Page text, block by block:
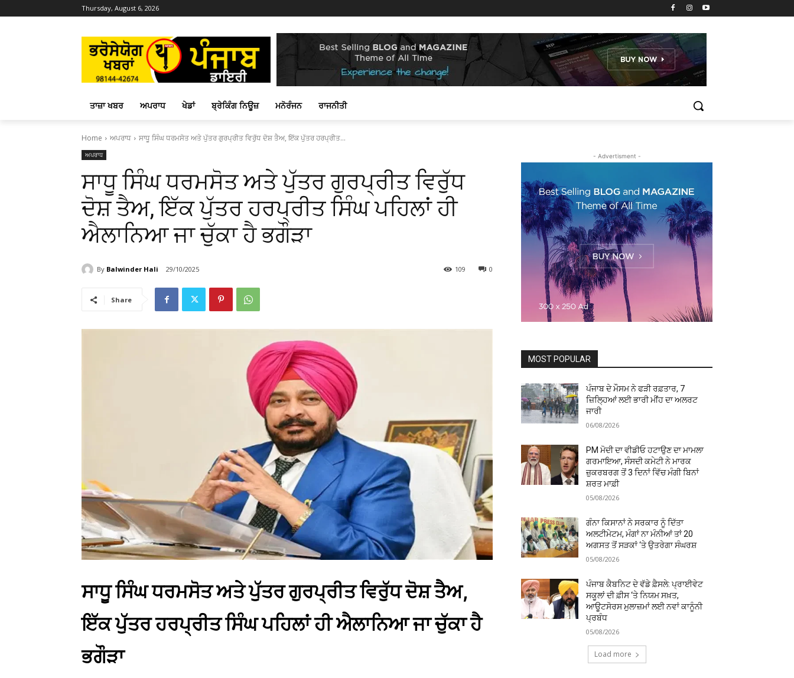
Thursday, August 6, 2026
ਤਾਜ਼ਾ ਖਬਰ ਅਪਰਾਧ ਖੇਡਾਂ ਬ੍ਰੇਕਿੰਗ ਨਿਊਜ਼ ਮਨੋਰੰਜਨ ਰਾਜਨੀਤੀ
Home ਅਪਰਾਧ ਸਾਧੂ ਸਿੰਘ ਧਰਮਸੋਤ ਅਤੇ ਪੁੱਤਰ ਗੁਰਪ੍ਰੀਤ ਵਿਰੁੱਧ ਦੋਸ਼ ਤੈਅ, ਇੱਕ ਪੁੱਤਰ ਹਰਪ੍ਰੀਤ...
ਅਪਰਾਧ
ਸਾਧੂ ਸਿੰਘ ਧਰਮਸੋਤ ਅਤੇ ਪੁੱਤਰ ਗੁਰਪ੍ਰੀਤ ਵਿਰੁੱਧ
ਦੋਸ਼ ਤੈਅ, ਇੱਕ ਪੁੱਤਰ ਹਰਪ੍ਰੀਤ ਸਿੰਘ ਪਹਿਲਾਂ ਹੀ
ਐਲਾਨਿਆ ਜਾ ਚੁੱਕਾ ਹੈ ਭਗੌੜਾ
By Balwinder Hali 29/10/2025 0
109
Share
ਸਾਧੂ ਸਿੰਘ ਧਰਮਸੋਤ ਅਤੇ ਪੁੱਤਰ ਗੁਰਪ੍ਰੀਤ ਵਿਰੁੱਧ ਦੋਸ਼ ਤੈਅ,
ਇੱਕ ਪੁੱਤਰ ਹਰਪ੍ਰੀਤ ਸਿੰਘ ਪਹਿਲਾਂ ਹੀ ਐਲਾਨਿਆ ਜਾ ਚੁੱਕਾ ਹੈ
ਭਗੌੜਾ
- Advertisment -
MOST POPULAR
ਪੰਜਾਬ ਦੇ ਮੌਸਮ ਨੇ ਫੜੀ ਰਫ਼ਤਾਰ, 7
ਜ਼ਿਲ੍ਹਿਆਂ ਲਈ ਭਾਰੀ ਮੀਂਹ ਦਾ ਅਲਰਟ
ਜਾਰੀ
06/08/2026
PM ਮੋਦੀ ਦਾ ਵੀਡੀਓ ਹਟਾਉਣ ਦਾ ਮਾਮਲਾ
ਗਰਮਾਇਆ, ਸੰਸਦੀ ਕਮੇਟੀ ਨੇ ਮਾਰਕ
ਜ਼ੁਕਰਬਰਗ ਤੋਂ 3 ਦਿਨਾਂ ਵਿੱਚ ਮੰਗੀ ਬਿਨਾਂ
ਸ਼ਰਤ ਮਾਫ਼ੀ
05/08/2026
ਗੰਨਾ ਕਿਸਾਨਾਂ ਨੇ ਸਰਕਾਰ ਨੂੰ ਦਿੱਤਾ
ਅਲਟੀਮੇਟਮ, ਮੰਗਾਂ ਨਾ ਮੰਨੀਆਂ ਤਾਂ 20
ਅਗਸਤ ਤੋਂ ਸੜਕਾਂ ‘ਤੇ ਉਤਰੇਗਾ ਸੰਘਰਸ਼
05/08/2026
ਪੰਜਾਬ ਕੈਬਨਿਟ ਦੇ ਵੱਡੇ ਫ਼ੈਸਲੇ: ਪ੍ਰਾਈਵੇਟ
ਸਕੂਲਾਂ ਦੀ ਫ਼ੀਸ ‘ਤੇ ਨਿਯਮ ਸਖ਼ਤ,
ਆਊਟਸੋਰਸ ਮੁਲਾਜ਼ਮਾਂ ਲਈ ਨਵਾਂ ਕਾਨੂੰਨੀ
ਪ੍ਰਬੰਧ
05/08/2026
Load more